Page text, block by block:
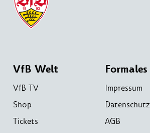
VfB Welt
VfB TV
Shop
Tickets
Formales
Impressum
Datenschutz
AGB